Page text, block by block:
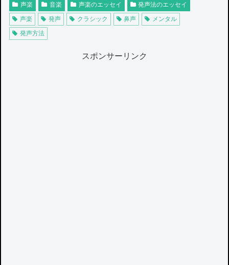
声楽 音楽 声楽のエッセイ
発声法のエッセイ
声楽
発声 クラシック 鼻声
メンタル
発声方法
スポンサーリンク